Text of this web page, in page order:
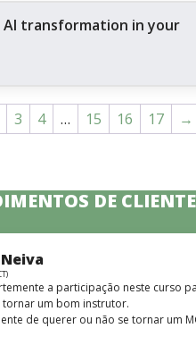
AI transformation in your
3 4 … 15 16 17 →
DE
a participação neste curso
tornar um bom instrutor.
de querer ou não se tornar um